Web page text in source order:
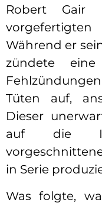
Robert Gair
Während er
zündete
Tüten auf,
Dieser
auf die
in Serie
Was folgte,